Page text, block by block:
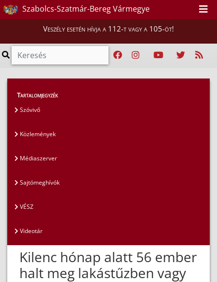
Szabolcs-Szatmár-Bereg Vármegye
Veszély esetén hívja a 112-t vagy a 105-öt!
Magunkról
Tartalomjegyzék
Szóvivő
Közlemények
Médiaszerver
Sajtómeghívók
VÉSZ
Videotár
Kilenc hónap alatt 56 ember
halt meg lakástűzben vagy